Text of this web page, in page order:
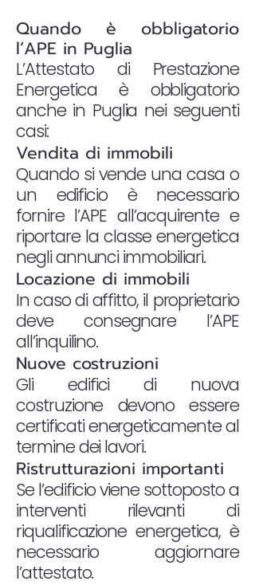
Quando è obbligatorio
l’APE in Puglia
L’Attestato di Prestazione
Energetica è obbligatorio
anche in Puglia nei seguenti
casi:
Vendita di immobili
Quando si vende una casa o
un edificio è necessario
fornire l’APE all’acquirente e
riportare la classe energetica
negli annunci immobiliari.
Locazione di immobili
In caso di affitto, il proprietario
deve consegnare l’APE
all’inquilino.
Nuove costruzioni
Gli edifici di nuova
costruzione devono essere
certificati energeticamente al
termine dei lavori.
Ristrutturazioni importanti
Se l’edificio viene sottoposto a
interventi rilevanti di
riqualificazione energetica, è
necessario aggiornare
l’attestato.